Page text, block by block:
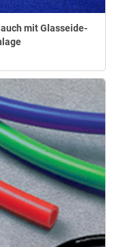
mit Glasseide-